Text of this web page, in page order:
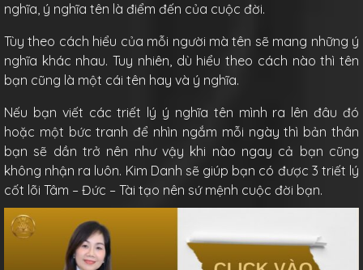
nghĩa, ý nghĩa tên là điểm đến của cuộc đời.
Tùy theo cách hiểu của mỗi người mà tên sẽ mang những ý
nghĩa khác nhau. Tuy nhiên, dù hiểu theo cách nào thì tên
bạn cũng là một cái tên hay và ý nghĩa.
Nếu bạn viết các triết lý ý nghĩa tên mình ra lên đâu đó
hoặc một bức tranh để nhìn ngắm mỗi ngày thì bản thân
bạn sẽ dần trở nên như vậy khi nào ngay cả bạn cũng
không nhận ra luôn. Kim Danh sẽ giúp bạn có được 3 triết lý
cốt lõi Tâm – Đức – Tài tạo nên sứ mệnh cuộc đời bạn.